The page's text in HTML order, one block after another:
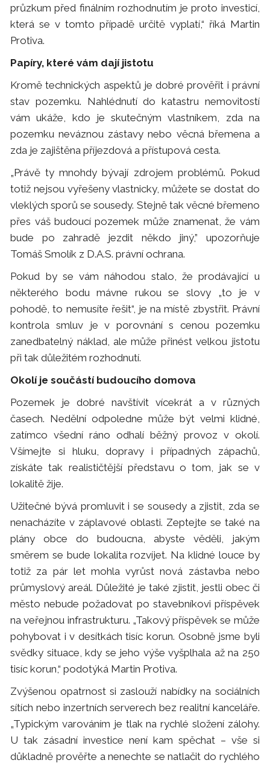
průzkum před finálním rozhodnutím je proto investicí,
která se v tomto případě určitě vyplatí,“ říká Martin
Protiva.
Papíry, které vám dají jistotu
Kromě technických aspektů je dobré prověřit i právní
stav pozemku. Nahlédnutí do katastru nemovitostí
vám ukáže, kdo je skutečným vlastníkem, zda na
pozemku neváznou zástavy nebo věcná břemena a
zda je zajištěna příjezdová a přístupová cesta.
„Právě ty mnohdy bývají zdrojem problémů. Pokud
totiž nejsou vyřešeny vlastnicky, můžete se dostat do
vleklých sporů se sousedy. Stejně tak věcné břemeno
přes váš budoucí pozemek může znamenat, že vám
bude po zahradě jezdit někdo jiný,” upozorňuje
Tomáš Smolík z D.A.S. právní ochrana.
Pokud by se vám náhodou stalo, že prodávající u
některého bodu mávne rukou se slovy „to je v
pohodě, to nemusíte řešit“, je na místě zbystřit. Právní
kontrola smluv je v porovnání s cenou pozemku
zanedbatelný náklad, ale může přinést velkou jistotu
při tak důležitém rozhodnutí.
Okolí je součástí budoucího domova
Pozemek je dobré navštívit vícekrát a v různých
časech. Nedělní odpoledne může být velmi klidné,
zatímco všední ráno odhalí běžný provoz v okolí.
Všímejte si hluku, dopravy i případných zápachů,
získáte tak realističtější představu o tom, jak se v
lokalitě žije.
Užitečné bývá promluvit i se sousedy a zjistit, zda se
nenacházíte v záplavové oblasti. Zeptejte se také na
plány obce do budoucna, abyste věděli, jakým
směrem se bude lokalita rozvíjet. Na klidné louce by
totiž za pár let mohla vyrůst nová zástavba nebo
průmyslový areál. Důležité je také zjistit, jestli obec či
město nebude požadovat po stavebníkovi příspěvek
na veřejnou infrastrukturu. „Takový příspěvek se může
pohybovat i v desítkách tisíc korun. Osobně jsme byli
svědky situace, kdy se jeho výše vyšplhala až na 250
tisíc korun,“ podotýká Martin Protiva.
Zvýšenou opatrnost si zaslouží nabídky na sociálních
sítích nebo inzertních serverech bez realitní kanceláře.
„Typickým varováním je tlak na rychlé složení zálohy.
U tak zásadní investice není kam spěchat – vše si
důkladně prověřte a nenechte se natlačit do rychlého